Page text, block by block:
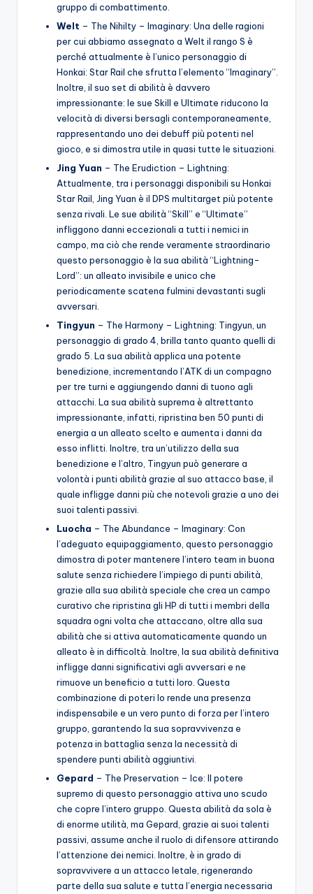
gruppo di combattimento.
Welt – The Nihilty – Imaginary: Una delle ragioni
per cui abbiamo assegnato a Welt il rango S è
perché attualmente è l’unico personaggio di
Honkai: Star Rail che sfrutta l’elemento “Imaginary”.
Inoltre, il suo set di abilità è davvero
impressionante: le sue Skill e Ultimate riducono la
velocità di diversi bersagli contemporaneamente,
rappresentando uno dei debuff più potenti nel
gioco, e si dimostra utile in quasi tutte le situazioni.
Jing Yuan – The Erudiction – Lightning:
Attualmente, tra i personaggi disponibili su Honkai
Star Rail, Jing Yuan è il DPS multitarget più potente
senza rivali. Le sue abilità “Skill” e “Ultimate”
infliggono danni eccezionali a tutti i nemici in
campo, ma ciò che rende veramente straordinario
questo personaggio è la sua abilità “Lightning-
Lord”: un alleato invisibile e unico che
periodicamente scatena fulmini devastanti sugli
avversari.
Tingyun – The Harmony – Lightning: Tingyun, un
personaggio di grado 4, brilla tanto quanto quelli di
grado 5. La sua abilità applica una potente
benedizione, incrementando l’ATK di un compagno
per tre turni e aggiungendo danni di tuono agli
attacchi. La sua abilità suprema è altrettanto
impressionante, infatti, ripristina ben 50 punti di
energia a un alleato scelto e aumenta i danni da
esso inflitti. Inoltre, tra un’utilizzo della sua
benedizione e l’altro, Tingyun può generare a
volontà i punti abilità grazie al suo attacco base, il
quale infligge danni più che notevoli grazie a uno dei
suoi talenti passivi.
Luocha – The Abundance – Imaginary: Con
l’adeguato equipaggiamento, questo personaggio
dimostra di poter mantenere l’intero team in buona
salute senza richiedere l’impiego di punti abilità,
grazie alla sua abilità speciale che crea un campo
curativo che ripristina gli HP di tutti i membri della
squadra ogni volta che attaccano, oltre alla sua
abilità che si attiva automaticamente quando un
alleato è in difficoltà. Inoltre, la sua abilità definitiva
infligge danni significativi agli avversari e ne
rimuove un beneficio a tutti loro. Questa
combinazione di poteri lo rende una presenza
indispensabile e un vero punto di forza per l’intero
gruppo, garantendo la sua sopravvivenza e
potenza in battaglia senza la necessità di
spendere punti abilità aggiuntivi.
Gepard – The Preservation – Ice: Il potere
supremo di questo personaggio attiva uno scudo
che copre l’intero gruppo. Questa abilità da sola è
di enorme utilità, ma Gepard, grazie ai suoi talenti
passivi, assume anche il ruolo di difensore attirando
l’attenzione dei nemici. Inoltre, è in grado di
sopravvivere a un attacco letale, rigenerando
parte della sua salute e tutta l’energia necessaria